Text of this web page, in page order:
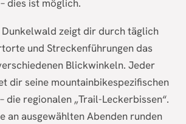
dies ist möglich.
Dunkelwald zeigt dir durch täglich
und Streckenführungen das
Blickwinkeln. Jeder
dir seine mountainbikespezifischen
die regionalen „Trail-Leckerbissen“.
an ausgewählten Abenden runden